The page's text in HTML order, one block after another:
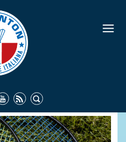
FEDERALI
TERRITORIALI
SPORTIVE